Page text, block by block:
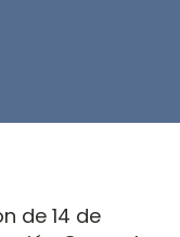
de 14 de